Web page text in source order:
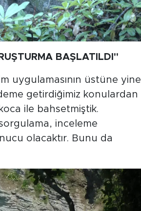
BAŞLATILDI"
uygulamasının üstüne yine
getirdiğimiz konulardan
ile bahsetmiştik.
inceleme
olacaktır. Bunu da